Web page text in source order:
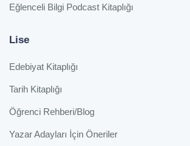
Eğlenceli Bilgi Podcast Kitaplığı
Lise
Edebiyat Kitaplığı
Tarih Kitaplığı
Öğrenci Rehberi/Blog
Yazar Adayları İçin Öneriler